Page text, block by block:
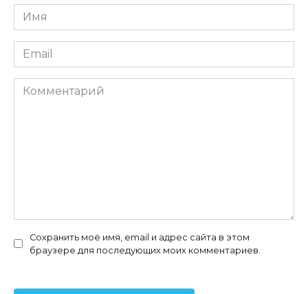
Имя
*
Email
*
Комментарий
Сохранить моё имя, email и адрес сайта в этом
браузере для последующих моих комментариев.